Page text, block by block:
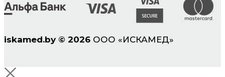
iskamed.by © 2026 ООО «ИСКАМЕД»